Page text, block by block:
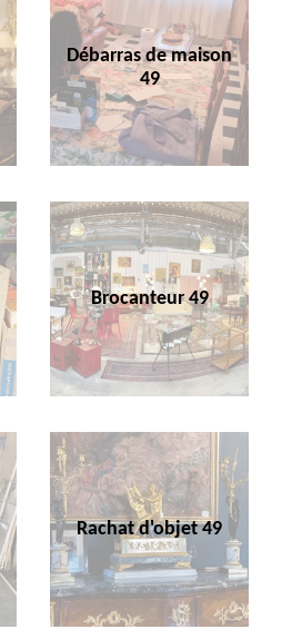
Débarras de maison
49
Brocanteur 49
Rachat d'objet 49